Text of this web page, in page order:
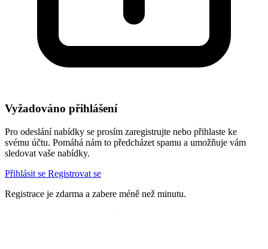
Vyžadováno přihlášení
Pro odeslání nabídky se prosím zaregistrujte nebo přihlaste ke
svému účtu. Pomáhá nám to předcházet spamu a umožňuje vám
sledovat vaše nabídky.
Přihlásit se Registrovat se
Registrace je zdarma a zabere méně než minutu.